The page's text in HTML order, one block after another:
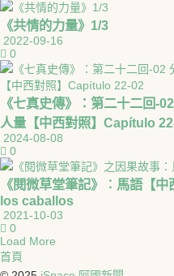
《共情的力量》1/3
2022-09-16
0
《七真史傳》：第二十二回-
人量【中西對照】Capítulo
2024-08-08
0
《閱微草堂筆記》︰馬語【
los caballos
2021-10-03
0
Load More
首頁